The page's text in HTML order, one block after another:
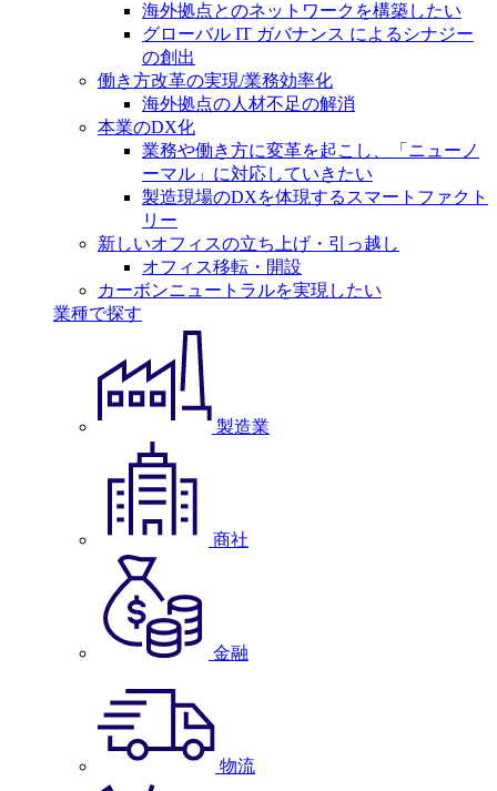
海外拠点とのネットワークを構築したい
グローバル IT ガバナンス によるシナジー
の創出
働き方改革の実現/業務効率化
海外拠点の人材不足の解消
本業のDX化
業務や働き方に変革を起こし、「ニューノ
ーマル」に対応していきたい
製造現場のDXを体現するスマートファクト
リー
新しいオフィスの立ち上げ・引っ越し
オフィス移転・開設
カーボンニュートラルを実現したい
業種で探す
製造業
商社
金融
物流